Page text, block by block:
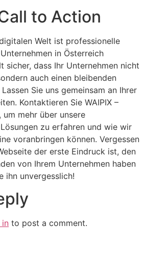
to Action
Welt ist professionelle
in Österreich
sicher, dass Ihr Unternehmen nicht
auch einen bleibenden
Sie uns gemeinsam an Ihrer
Kontaktieren Sie WAIPIX –
um mehr über unsere
zu erfahren und wie wir
voranbringen können. Vergessen
der erste Eindruck ist, den
von Ihrem Unternehmen haben
ihn unvergesslich!
in to post a comment.